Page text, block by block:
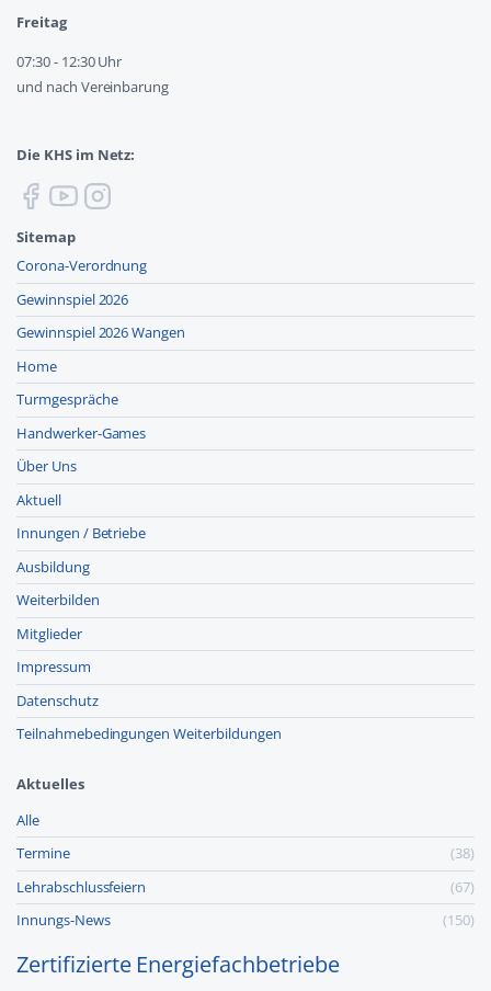
Freitag
07:30 - 12:30 Uhr
und nach Vereinbarung
Die KHS im Netz:
Sitemap
Corona-Verordnung
Gewinnspiel 2026
Gewinnspiel 2026 Wangen
Home
Turmgespräche
Handwerker-Games
Über Uns
Aktuell
Innungen / Betriebe
Ausbildung
Weiterbilden
Mitglieder
Impressum
Datenschutz
Teilnahmebedingungen Weiterbildungen
Aktuelles
Alle
Termine
(38)
Lehr­abschluss­feiern
(67)
Innungs-News
(150)
Zertifizierte Energiefachbetriebe